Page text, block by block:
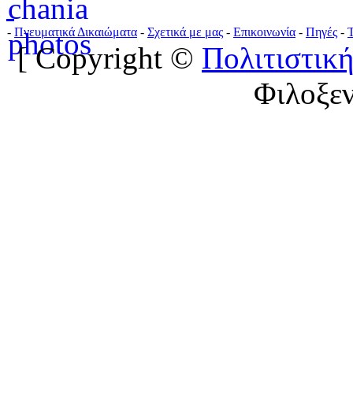
- Πνευματικά Δικαιώματα - Σχετικά με μας - Επικοινωνία - Πηγές -
[ Copyright ©